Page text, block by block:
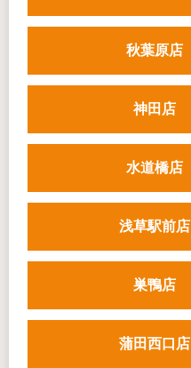
秋葉原店
神田店
水道橋店
浅草駅前店
巣鴨店
蒲田西口店